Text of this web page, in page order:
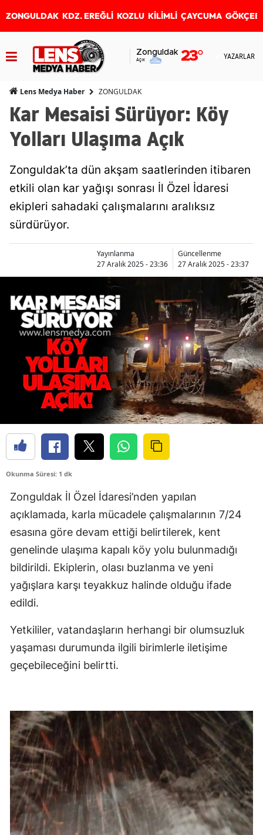
ZONGULDAK KDZ. EREĞLİ KOZLU KİLİMLİ ÇAYCUMA
Zonguldak
Açık 23° YAZARLAR
Lens Medya Haber ZONGULDAK
Kar Mesaisi Sürüyor: Köy
Yolları Ulaşıma Açık
Zonguldak’ta dün akşam saatlerinden itibaren
etkili olan kar yağışı sonrası İl Özel İdaresi
ekipleri sahadaki çalışmalarını aralıksız
sürdürüyor.
Yayınlanma
27 Aralık 2025 - 23:36
Güncellenme
27 Aralık 2025 - 23:37
Okunma Süresi: 1 dk
Zonguldak İl Özel İdaresi’nden yapılan
açıklamada, karla mücadele çalışmalarının 7/24
esasına göre devam ettiği belirtilerek, kent
genelinde ulaşıma kapalı köy yolu bulunmadığı
bildirildi. Ekiplerin, olası buzlanma ve yeni
yağışlara karşı teyakkuz halinde olduğu ifade
edildi.
Yetkililer, vatandaşların herhangi bir olumsuzluk
yaşaması durumunda ilgili birimlerle iletişime
geçebileceğini belirtti.